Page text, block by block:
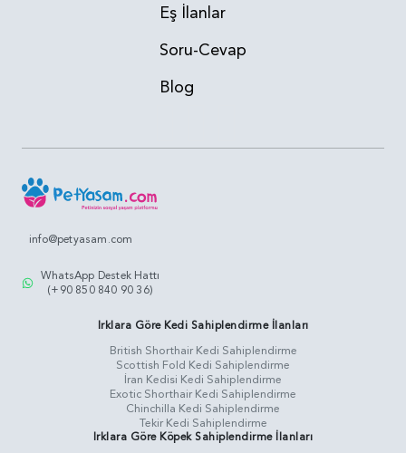
Eş İlanlar
Soru-Cevap
Blog
info@petyasam.com
WhatsApp Destek Hattı
(+90 850 840 90 36)
Irklara Göre Kedi Sahiplendirme İlanları
British Shorthair Kedi Sahiplendirme
Scottish Fold Kedi Sahiplendirme
İran Kedisi Kedi Sahiplendirme
Exotic Shorthair Kedi Sahiplendirme
Chinchilla Kedi Sahiplendirme
Tekir Kedi Sahiplendirme
Irklara Göre Köpek Sahiplendirme İlanları